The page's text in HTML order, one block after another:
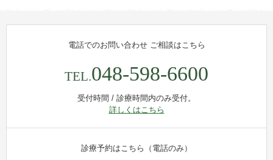
電話でのお問い合わせご相談はこちら
TEL.048-598-6600
受付時間 / 診療時間内のみ受付。
詳しくはこちら
診療予約はこちら（電話のみ）